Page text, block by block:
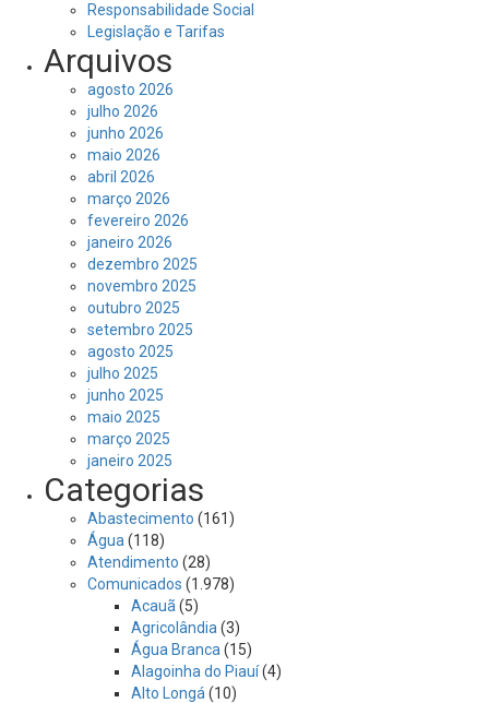
Responsabilidade Social
Legislação e Tarifas
Arquivos
agosto 2026
julho 2026
junho 2026
maio 2026
abril 2026
março 2026
fevereiro 2026
janeiro 2026
dezembro 2025
novembro 2025
outubro 2025
setembro 2025
agosto 2025
julho 2025
junho 2025
maio 2025
março 2025
janeiro 2025
Categorias
Abastecimento (161)
Água (118)
Atendimento (28)
Comunicados (1.978)
Acauã (5)
Agricolândia (3)
Água Branca (15)
Alagoinha do Piauí(4)
Alto Longá (10)